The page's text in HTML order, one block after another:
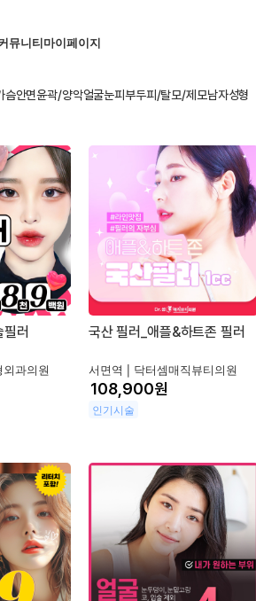
뮤니티마이페이지
슴안면윤곽/양악얼굴눈피부두피/탈모/제모남자성형
러
과의원
국산 필러_애플&하트존 필러
서면역 | 닥터셈매직뷰티의원
원
인기시술